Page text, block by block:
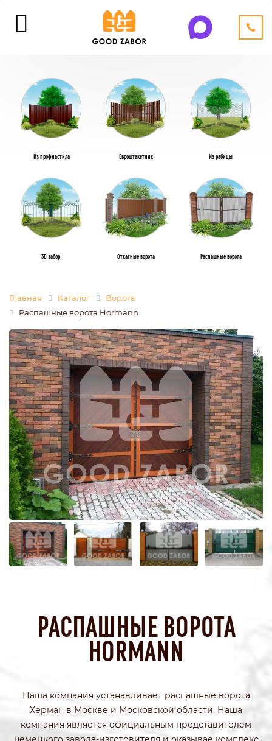
Из профнастила Евроштакетник Из рабицы
3D забор Откатные ворота Распашные ворота
Главная Каталог
Ворота
Распашные ворота Hormann
РАСПАШНЫЕ ВОРОТА
HORMANN
Наша компания устанавливает распашные ворота
Херман в Москве и Московской области. Наша
компания является официальным представителем